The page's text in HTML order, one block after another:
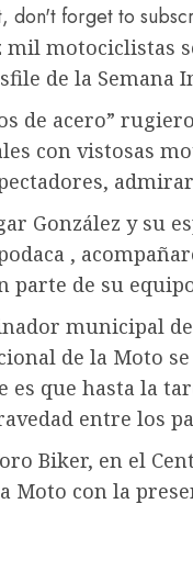
don't forget to
mil motociclistas
de la Semana
de acero”
con vistosas
González y su
,
parte de su
municipal
de la Moto
que hasta la
entre los
Biker, en el
Moto con la